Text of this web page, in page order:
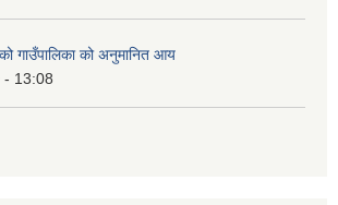
को अनुमानित आय
- 13:08